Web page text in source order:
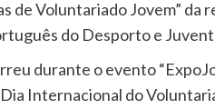
de Voluntariado Jovem” da
do Desporto e
durante o evento
Internacional do